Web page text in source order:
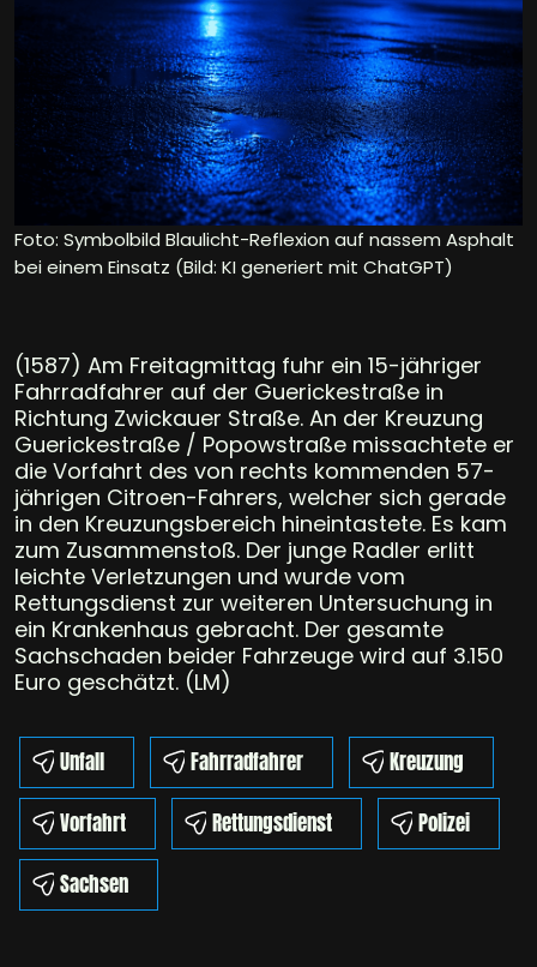
Foto: Symbolbild Blaulicht-Reflexion auf nassem Asphalt
bei einem Einsatz (Bild: KI generiert mit ChatGPT)
(1587) Am Freitagmittag fuhr ein 15-jähriger
Fahrradfahrer auf der Guerickestraße in
Richtung Zwickauer Straße. An der Kreuzung
Guerickestraße / Popowstraße missachtete er
die Vorfahrt des von rechts kommenden 57-
jährigen Citroen-Fahrers, welcher sich gerade
in den Kreuzungsbereich hineintastete. Es kam
zum Zusammenstoß. Der junge Radler erlitt
leichte Verletzungen und wurde vom
Rettungsdienst zur weiteren Untersuchung in
ein Krankenhaus gebracht. Der gesamte
Sachschaden beider Fahrzeuge wird auf 3.150
Euro geschätzt. (LM)
Unfall Fahrradfahrer
Kreuzung
Vorfahrt
Rettungsdienst
Polizei
Sachsen